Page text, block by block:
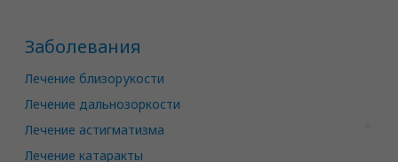
Заболевания
Лечение близорукости
Лечение дальнозоркости
Лечение астигматизма
Лечение катаракты